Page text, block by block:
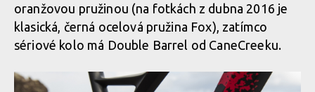
oranžovou pružinou (na fotkách z dubna 2016 je
klasická, černá ocelová pružina Fox), zatímco
sériové kolo má Double Barrel od CaneCreeku.